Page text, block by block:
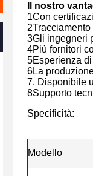
Il nostro
1Con
3Gli ingegneri
4Più fornitori
5Esperienza
6La
7. Disponibile
8Supporto
Specificità:
Modello